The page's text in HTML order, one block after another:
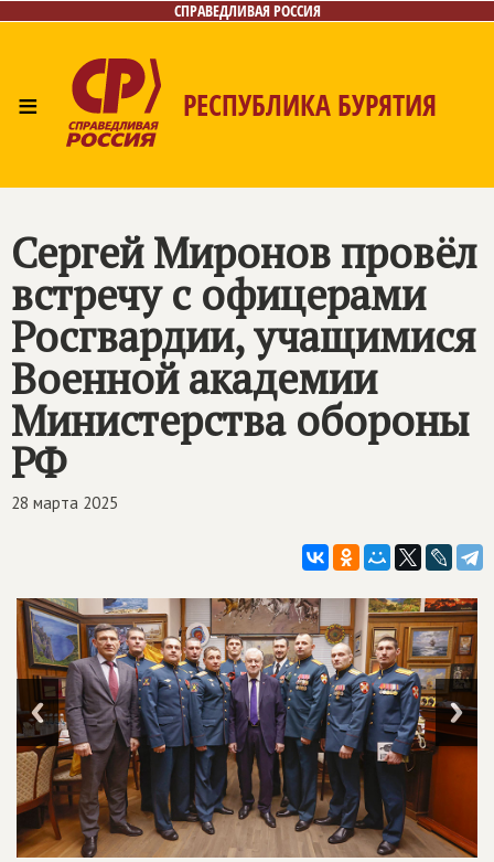
СПРАВЕДЛИВАЯ РОССИЯ
≡ РЕСПУБЛИКА БУРЯТИЯ
Сергей Миронов провёл
встречу с офицерами
Росгвардии, учащимися
Военной академии
Министерства обороны
РФ
28 марта 2025